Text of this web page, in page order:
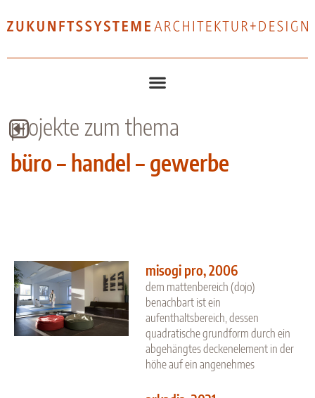
projekte zum thema
büro – handel – gewerbe
misogi pro, 2006
dem mattenbereich (dojo)
benachbart ist ein
aufenthaltsbereich, dessen
quadratische grundform durch ein
abgehängtes deckenelement in der
höhe auf ein angenehmes